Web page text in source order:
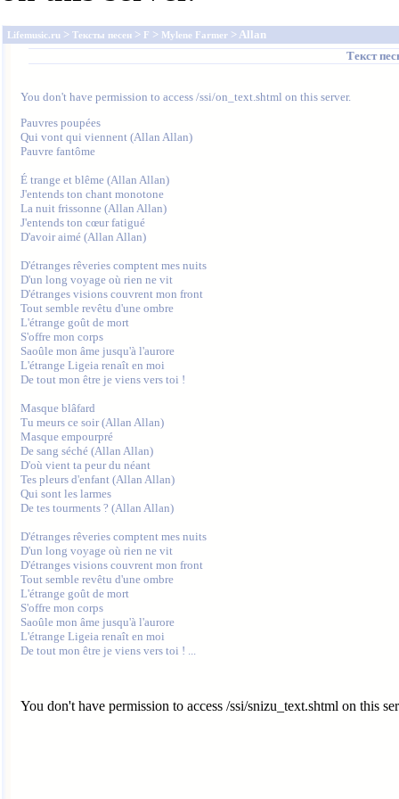
Lifemusic.ru > Тексты песен > F > Mylene Farmer > Allan
Текст
You don't have permission to access /ssi/on_text.shtml on this server.
Pauvres poupées
Qui vont qui viennent (Allan Allan)
Pauvre fantôme
É trange et blême (Allan Allan)
J'entends ton chant monotone
La nuit frissonne (Allan Allan)
J'entends ton cœur fatigué
D'avoir aimé (Allan Allan)
D'étranges rêveries comptent mes nuits
D'un long voyage où rien ne vit
D'étranges visions couvrent mon front
Tout semble revêtu d'une ombre
L'étrange goût de mort
S'offre mon corps
Saoûle mon âme jusqu'à l'aurore
L'étrange Ligeia renaît en moi
De tout mon être je viens vers toi !
Masque blâfard
Tu meurs ce soir (Allan Allan)
Masque empourpré
De sang séché (Allan Allan)
D'où vient ta peur du néant
Tes pleurs d'enfant (Allan Allan)
Qui sont les larmes
De tes tourments ? (Allan Allan)
D'étranges rêveries comptent mes nuits
D'un long voyage où rien ne vit
D'étranges visions couvrent mon front
Tout semble revêtu d'une ombre
L'étrange goût de mort
S'offre mon corps
Saoûle mon âme jusqu'à l'aurore
L'étrange Ligeia renaît en moi
You don't have permission to access /ssi/snizu_text.shtml on this